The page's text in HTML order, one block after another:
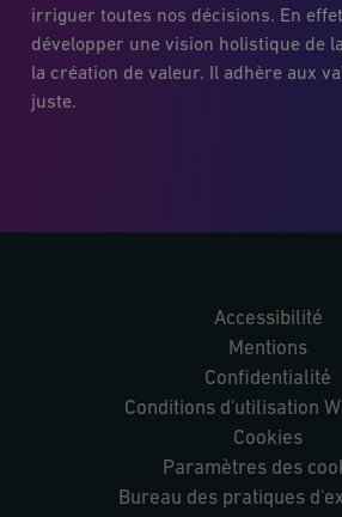
irriguer toutes nos décisions. En
développer une vision holistique de
la création de valeur. Il adhère aux
juste.
Accessibilité
Mentions
Confidentialité
Conditions d'utilisation
Cookies
Paramètres des
Bureau des pratiques